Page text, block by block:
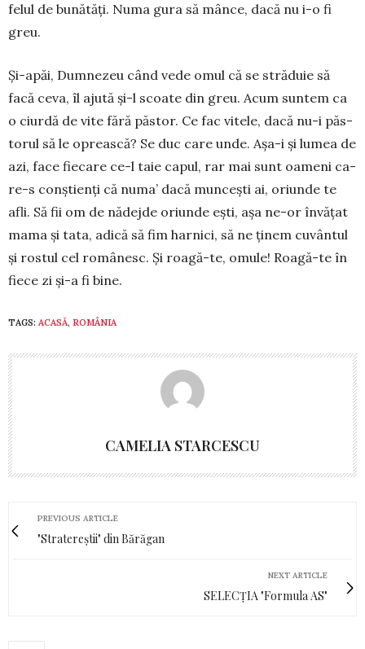
felul de bunătăți. Numa gura să mânce, dacă nu i-o fi
greu.
Și-apăi, Dumnezeu când vede omul că se străduie să
facă ceva, îl ajută și-l scoate din greu. Acum suntem ca
o ciurdă de vite fără păstor. Ce fac vitele, dacă nu-i păs­
torul să le opreas­că? Se duc care un­de. Așa-i și lumea de
azi, face fie­care ce-l taie ca­pul, rar mai sunt oa­meni ca­
re-s con­ști­enți că nu­ma’ da­că mun­­cești ai, ori­un­de te
afli. Să fii om de nădejde oriunde ești, așa ne-or în­vățat
ma­ma și tata, adică să fim har­nici, să ne ținem cu­vântul
și rostul cel românesc. Și roa­­­gă-te, omule! Roa­gă-te în
fie­ce zi și-a fi bine.
TAGS: ACASĂ, ROMÂNIA
CAMELIA STARCESCU
PREVIOUS ARTICLE
"Stratereștii" din Bărăgan
NEXT ARTICLE
SELECȚIA "Formula AS"